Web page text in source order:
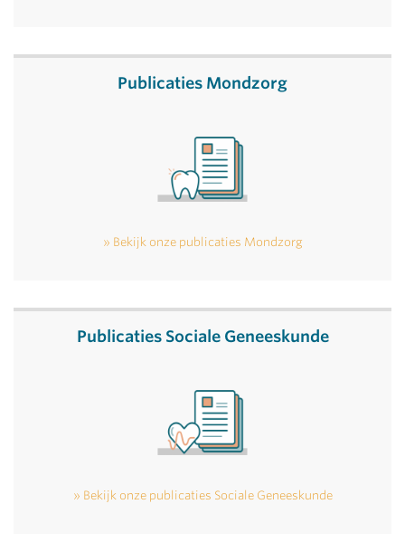
Publicaties Mondzorg
Bekijk onze publicaties Mondzorg
Publicaties Sociale Geneeskunde
Bekijk onze publicaties Sociale Geneeskunde